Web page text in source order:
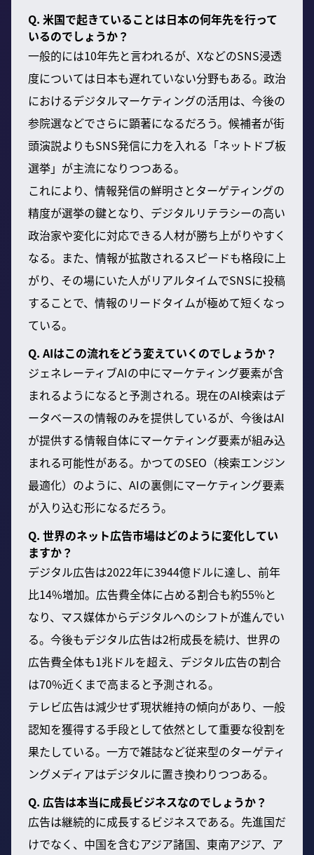
Q. 米国で起きていることは日本の何年先を行って
いるのでしょうか？
一般的には10年先と言われるが、XなどのSNS浸透
度については日本も遅れていない分野もある。政治
におけるデジタルマーケティングの活用は、今後の
参院選などでさらに顕著になるだろう。候補者が街
頭演説よりもSNS発信に力を入れる「ネットドブ板
選挙」が主流になりつつある。
これにより、情報発信の鮮明さとターゲティングの
精度が選挙の鍵となり、デジタルリテラシーの高い
政治家や変化に対応できる人材が勝ち上がりやすく
なる。また、情報が拡散されるスピードも格段に上
がり、その場にいた人がリアルタイムでSNSに投稿
することで、情報のリードタイムが極めて短くなっ
ている。
Q. AIはこの流れをどう変えていくのでしょうか？
ジェネレーティブAIの中にマーケティング要素が含
まれるようになると予測される。現在のAI検索はデ
ータベースの情報のみを提供しているが、今後はAI
が提供する情報自体にマーケティング要素が組み込
まれる可能性がある。かつてのSEO（検索エンジン
最適化）のように、AIの裏側にマーケティング要素
が入り込む形になるだろう。
Q. 世界のネット広告市場はどのように変化してい
ますか？
デジタル広告は2022年に3944億ドルに達し、前年
比14%増加。広告費全体に占める割合も約55%と
なり、マス媒体からデジタルへのシフトが進んでい
る。今後もデジタル広告は2桁成長を続け、世界の
広告費全体も1兆ドルを超え、デジタル広告の割合
は70%近くまで高まると予測される。
テレビ広告は減少せず現状維持の傾向があり、一般
認知を獲得する手段として依然として重要な役割を
果たしている。一方で雑誌など従来型のターゲティ
ングメディアはデジタルに置き換わりつつある。
Q. 広告は本当に成長ビジネスなのでしょうか？
広告は継続的に成長するビジネスである。先進国だ
けでなく、中国を含むアジア諸国、東南アジア、ア